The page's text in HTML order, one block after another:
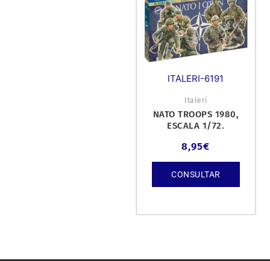
ITALERI-6191
Italeri
NATO TROOPS 1980,
ESCALA 1/72.
8,95€
CONSULTAR